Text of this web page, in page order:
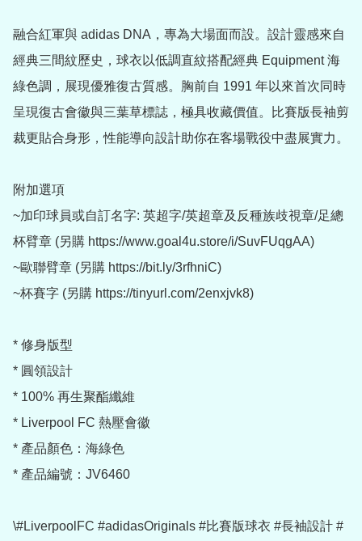
融合紅軍與 adidas DNA，專為大場面而設。設計靈感來自
經典三間紋歷史，球衣以低調直紋搭配經典 Equipment 海
綠色調，展現優雅復古質感。胸前自 1991 年以來首次同時
呈現復古會徽與三葉草標誌，極具收藏價值。比賽版長袖剪
裁更貼合身形，性能導向設計助你在客場戰役中盡展實力。
附加選項
~加印球員或自訂名字: 英超字/英超章及反種族歧視章/足總
杯臂章 (另購 https://www.goal4u.store/i/SuvFUqgAA)
~歐聯臂章 (另購 https://bit.ly/3rfhniC)
~杯賽字 (另購 https://tinyurl.com/2enxjvk8)
* 修身版型
* 圓領設計
* 100% 再生聚酯纖維
* Liverpool FC 熱壓會徽
* 產品顏色：海綠色
* 產品編號：JV6460
\#LiverpoolFC #adidasOriginals #比賽版球衣 #長袖設計 #